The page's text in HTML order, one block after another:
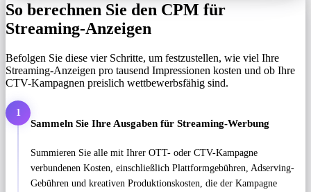
So berechnen Sie den CPM für
Streaming-Anzeigen
Befolgen Sie diese vier Schritte, um festzustellen, wie viel Ihre
Streaming-Anzeigen pro tausend Impressionen kosten und ob Ihre
CTV-Kampagnen preislich wettbewerbsfähig sind.
1
Sammeln Sie Ihre Ausgaben für Streaming-Werbung
Summieren Sie alle mit Ihrer OTT- oder CTV-Kampagne
verbundenen Kosten, einschließlich Plattformgebühren, Adserving-
Gebühren und kreativen Produktionskosten, die der Kampagne